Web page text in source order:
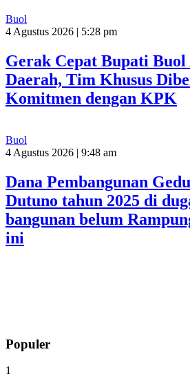
Buol
4 Agustus 2026 | 5:28 pm
Gerak Cepat Bupati Buol
Daerah, Tim Khusus
Komitmen dengan KPK
Buol
4 Agustus 2026 | 9:48 am
Dana Pembangunan
Dutuno tahun 2025 di
bangunan belum
ini
Populer
1